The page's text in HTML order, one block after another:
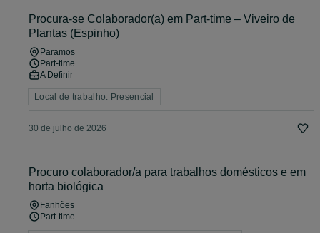
Procura-se Colaborador(a) em Part-time – Viveiro de
Plantas (Espinho)
Paramos
Part-time
A Definir
Local de trabalho: Presencial
30 de julho de 2026
Procuro colaborador/a para trabalhos domésticos e em
horta biológica
Fanhões
Part-time